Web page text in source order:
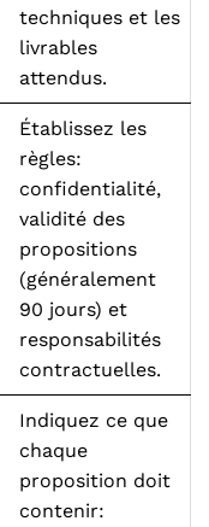
techniques et les
livrables
attendus.
Établissez les
règles:
confidentialité,
validité des
propositions
(généralement
90 jours) et
responsabilités
contractuelles.
Indiquez ce que
chaque
proposition doit
contenir: